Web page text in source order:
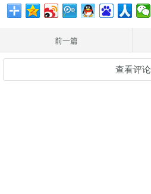
前一篇
查看评论